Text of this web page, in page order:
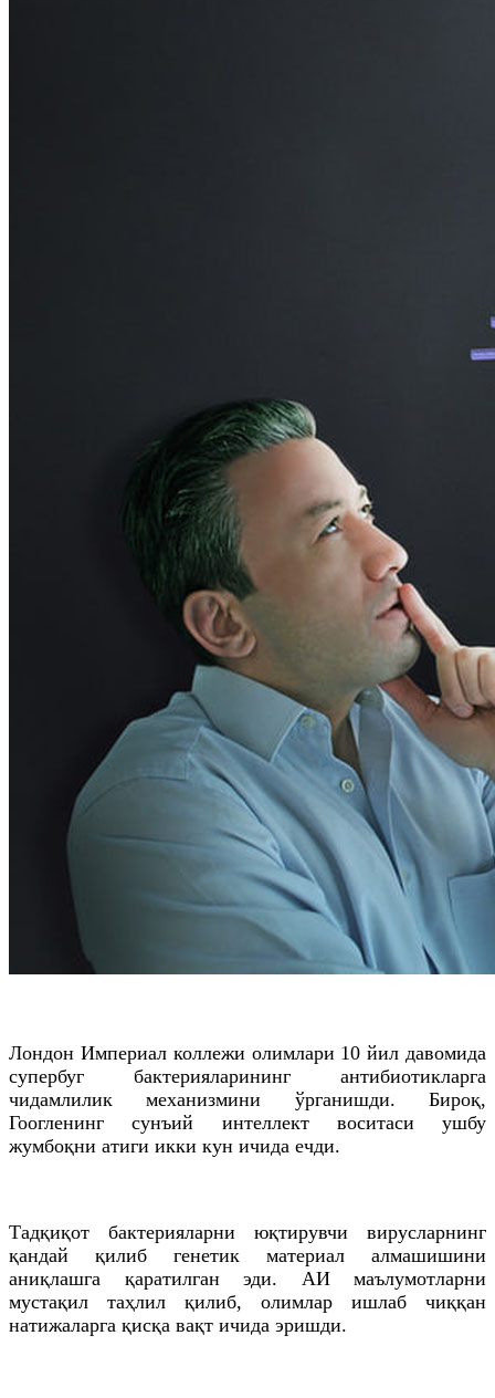
Лондон Империал коллежи олимлари 10 йил давомида
супербуг бактерияларининг антибиотикларга
чидамлилик механизмини ўрганишди. Бироқ,
Гоогленинг сунъий интеллект воситаси ушбу
жумбоқни атиги икки кун ичида ечди.
Тадқиқот бактерияларни юқтирувчи вирусларнинг
қандай қилиб генетик материал алмашишини
аниқлашга қаратилган эди. АИ маълумотларни
мустақил таҳлил қилиб, олимлар ишлаб чиққан
натижаларга қисқа вақт ичида эришди.